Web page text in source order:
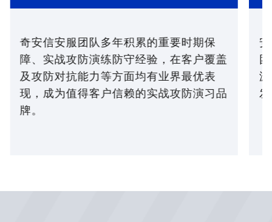
奇安信安服团队多年积累的重要时期保
障、实战攻防演练防守经验，在客户覆盖
及攻防对抗能力等方面均有业界最优表
现，成为值得客户信赖的实战攻防演习品
牌。